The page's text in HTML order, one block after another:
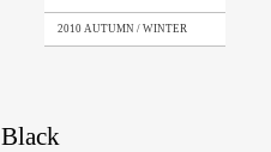
2010 AUTUMN / WINTER